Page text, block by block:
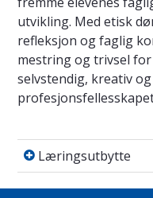
utvikling. Med etisk
refleksjon og faglig
mestring og trivsel
selvstendig, kreativ
Læringsutbytte
Læringsutbytte